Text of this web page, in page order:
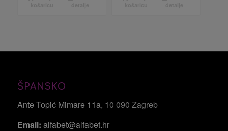
ŠPANSKO
Ante Topić Mimare 11a, 10 090 Zagreb
Email: alfabet@alfabet.hr